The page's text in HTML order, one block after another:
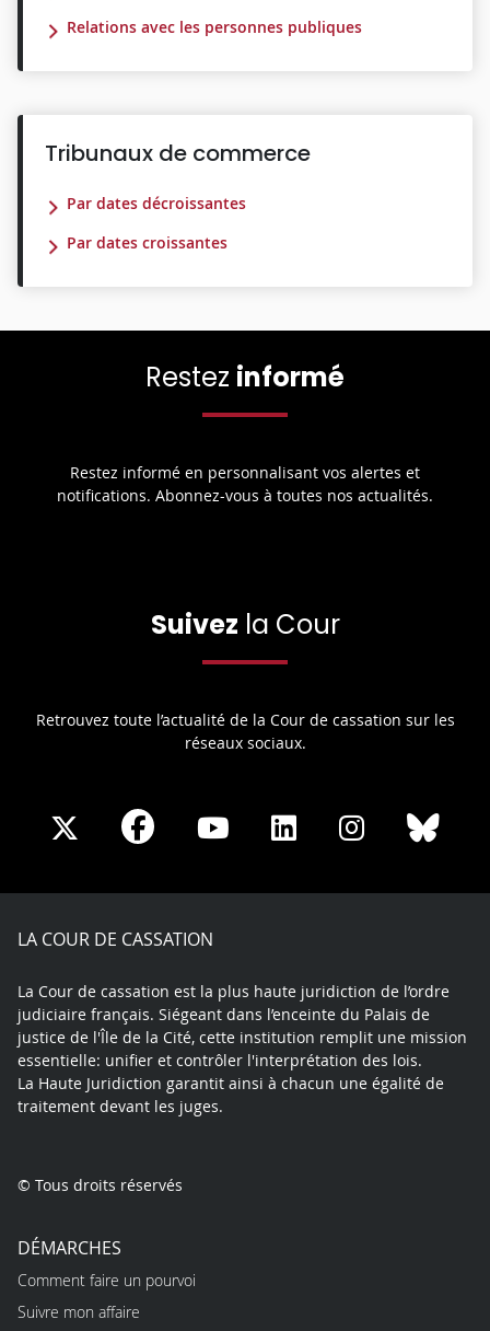
Relations avec les personnes publiques
Tribunaux de commerce
Par dates décroissantes
Par dates croissantes
Restez informé
Restez informé en personnalisant vos alertes et
notifications. Abonnez-vous à toutes nos actualités.
Suivez la Cour
Retrouvez toute l’actualité de la Cour de cassation sur les
réseaux sociaux.
Share
X
Share
Facebook
Share
Youtube
Share
LinkedIn
Share
Instagram
LA COUR DE CASSATION
La Cour de cassation est la plus haute juridiction de l’ordre
judiciaire français. Siégeant dans l’enceinte du Palais de
justice de l'Île de la Cité, cette institution remplit une mission
essentielle: unifier et contrôler l'interprétation des lois.
La Haute Juridiction garantit ainsi à chacun une égalité de
traitement devant les juges.
© Tous droits réservés
DÉMARCHES
Comment faire un pourvoi
Suivre mon affaire